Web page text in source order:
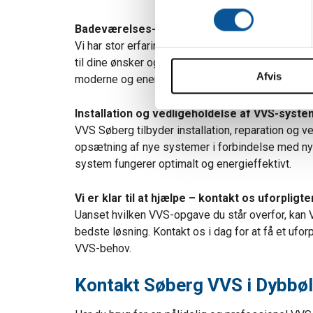
Dine valg anvendes på hele
Vi bruger cookies til at
vores trafik. Vi deler også
annonceringspartnere og
dem, eller som de har
t
y
k
k
v
a
l
g
Afvis
Badeværelses- og køkkenrenoveringer
Vi har stor erfaring med at planlægge og
til dine ønsker og behov. Fra udskiftning af
moderne og energieffektive løsninger – VVS
Installation og vedligeholdelse af VVS-
VVS Søberg tilbyder installation, reparation og
opsætning af nye systemer i forbindelse med
system fungerer optimalt og energieffektivt.
Vi er klar til at hjælpe – kontakt os
Uanset hvilken VVS-opgave du står overfor,
bedste løsning. Kontakt os i dag for at få et
VVS-behov.
Kontakt Søberg VVS i